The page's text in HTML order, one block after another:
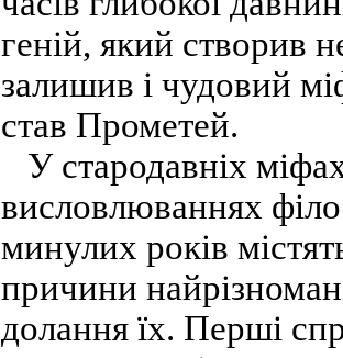
геній, який створив
залишив і чудовий
став Прометей.
У стародавніх міфах
висловлюваннях
минулих років
причини
долання їх. Перші